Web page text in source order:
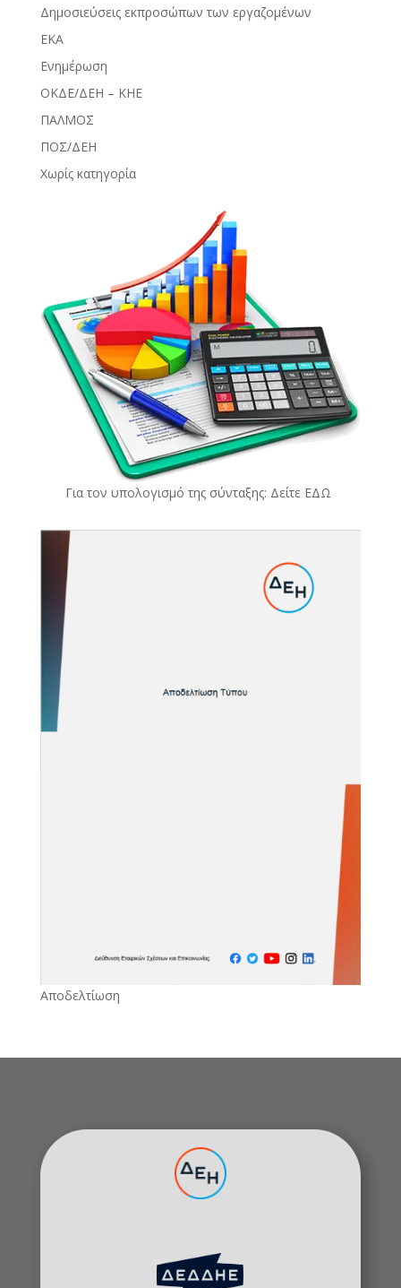
Δημοσιεύσεις εκπροσώπων των εργαζομένων
ΕΚΑ
Ενημέρωση
ΟΚΔΕ/ΔΕΗ – ΚΗΕ
ΠΑΛΜΟΣ
ΠΟΣ/ΔΕΗ
Χωρίς κατηγορία
Για τον υπολογισμό της σύνταξης: Δείτε ΕΔΩ
Αποδελτίωση